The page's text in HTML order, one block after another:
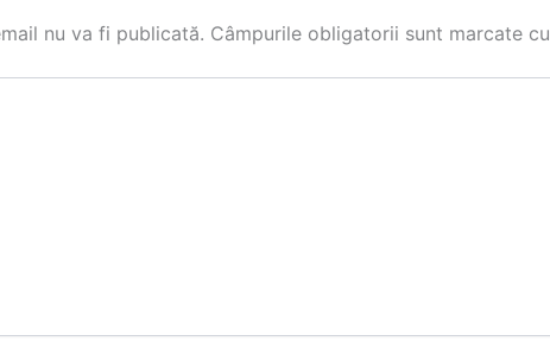
nu va fi publicată. Câmpurile obligatorii sunt marcate cu